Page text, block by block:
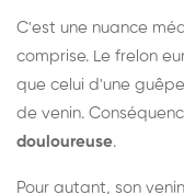
C'est une nuance
comprise. Le frelon
que celui d'une
de venin.
douloureuse.
Pour autant, son